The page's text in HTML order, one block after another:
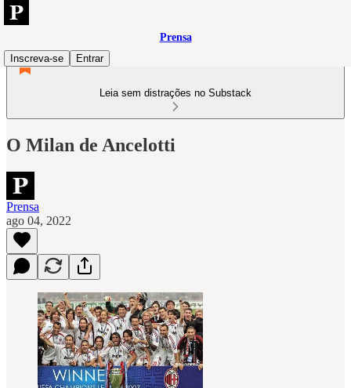
Prensa
Inscreva-se
Entrar
Leia sem distrações no Substack
O Milan de Ancelotti
Prensa
ago 04, 2022